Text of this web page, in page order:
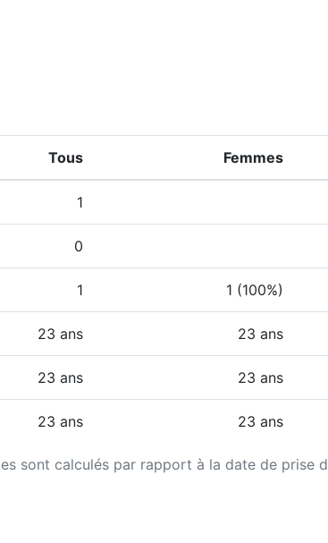
sont calculés par rapport à la date de prise
Tous Femmes
1
0
1 1 (100%)
23 ans 23 ans
23 ans 23 ans
23 ans 23 ans